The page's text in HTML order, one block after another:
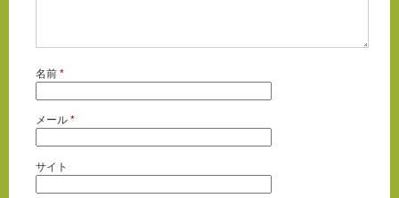
名前 *
メール *
サイト